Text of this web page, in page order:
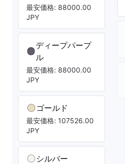
最安価格: 88000.00
JPY
ディープパープ
ル
最安価格: 88000.00
JPY
ゴールド
最安価格: 107526.00
JPY
シルバー